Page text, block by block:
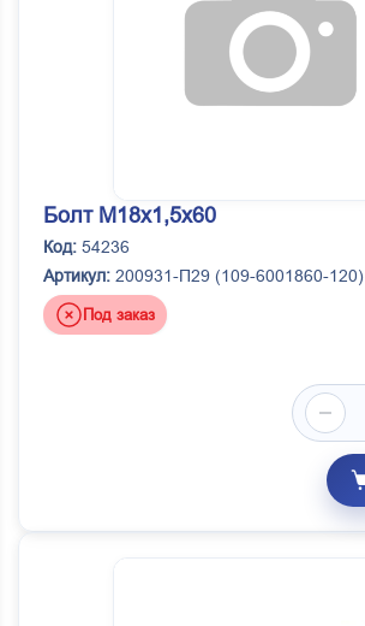
Болт М18х1,5х60
Код: 54236
Артикул: 200931-П29 (109-6001860-120)
Под заказ